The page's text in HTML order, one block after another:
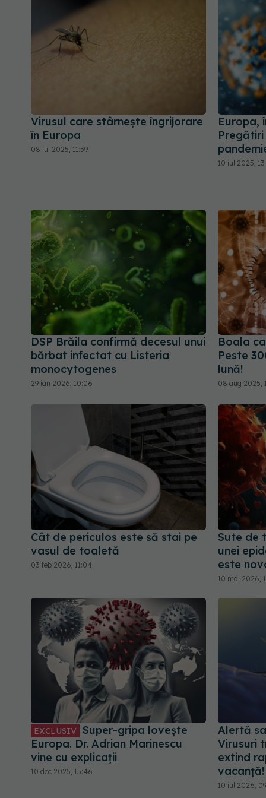
Virusul care stârnește îngrijorare
în Europa
08 iul 2025, 11:59
Europa,
10 iul 2025,
DSP Brăila confirmă decesul unui
bărbat infectat cu Listeria
monocytogenes
29 ian 2026, 10:06
Boala
Peste
lună!
08 aug 2025,
Cât de periculos este să stai pe
vasul de toaletă
03 feb 2026, 11:04
Sute de
unei
este
10 mai 2026,
EXCLUSIV Super-gripa lovește
Europa. Dr. Adrian Marinescu
vine cu explicații
10 dec 2025, 15:46
Alertă
Virusuri
extind
vacanță!
10 iul 2026,